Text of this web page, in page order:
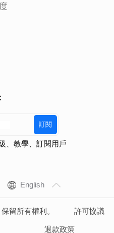
(NEW)
訂閱
、教學、訂閱用戶
English
留所有權利。 許可協議
退款政策